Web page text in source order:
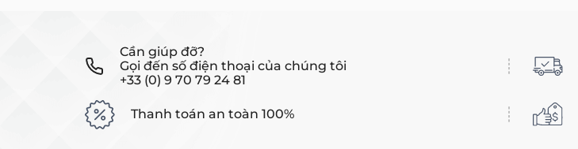
Cần giúp đỡ?
Gọi đến số điện thoại của chúng tôi
+33 (0) 9 70 79 24 81
Thanh toán an toàn 100%